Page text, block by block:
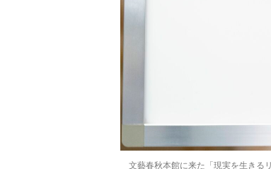
文藝春秋本館に来た「現実を生き